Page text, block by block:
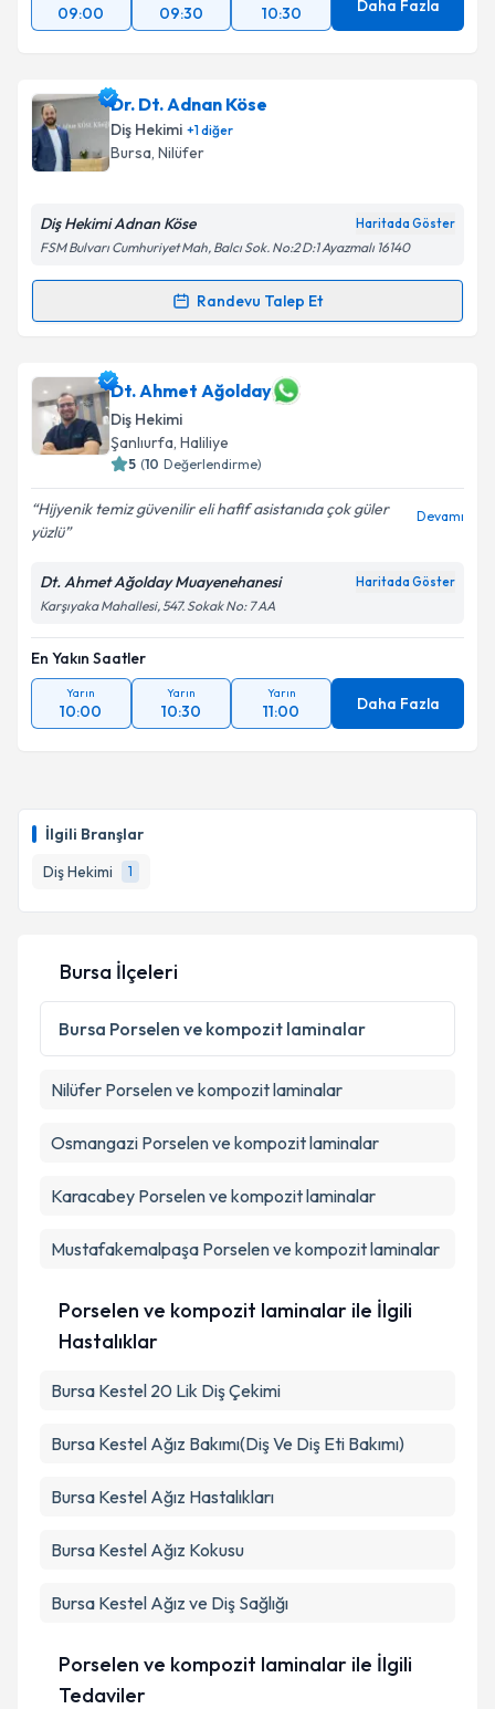
İlgili Branşlar
Diş Hekimi
1
09:00 09:30 10:30 Daha Fazla
Dr. Dt. Adnan Köse
Diş Hekimi +1diğer
Bursa, Nilüfer
Diş Hekimi Adnan Köse Haritada Göster
FSM Bulvarı Cumhuriyet Mah, Balcı Sok. No:2 D:1 Ayazmalı 16140
Randevu Talep Et
Randevu Takvimi Talebi
Dr. Dt. Adnan Köseiçin randevu takvimi talebi
oluşturun. Size bu uzmandan randevu almanız için bir
takvim hazırlandığında e-posta ile bilgilendireceğiz.
E-posta Adresiniz
Kişisel verilerimin işlenmesine ilişkin
Aydınlatma
Metni'ni okudum ve kişisel verilerimin belirtilen
Takvim Talebini Gönder
Dt. Ahmet Ağolday
Diş Hekimi
Şanlıurfa, Haliliye
5 (10 Değerlendirme)
Hijyenik temiz güvenilir eli hafif asistanıda çok güler
yüzlü
Devamı
Dt. Ahmet Ağolday Muayenehanesi Haritada Göster
Karşıyaka Mahallesi, 547. Sokak No: 7 AA
En Yakın Saatler
Yarın
10:00
Yarın
10:30
Yarın
11:00 Daha Fazla
Bursa İlçeleri
Bursa Porselen ve kompozit laminalar
Nilüfer Porselen ve kompozit laminalar
Osmangazi Porselen ve kompozit laminalar
Karacabey Porselen ve kompozit laminalar
Mustafakemalpaşa Porselen ve kompozit laminalar
Porselen ve kompozit laminalar ile İlgili
Hastalıklar
Bursa Kestel 20 Lik Diş Çekimi
Bursa Kestel Ağız Bakımı(Diş Ve Diş Eti Bakımı)
Bursa Kestel Ağız Hastalıkları
Bursa Kestel Ağız Kokusu
Bursa Kestel Ağız ve Diş Sağlığı
Porselen ve kompozit laminalar ile İlgili
Tedaviler